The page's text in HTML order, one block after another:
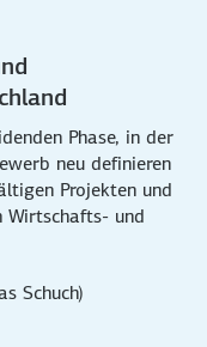
Phase, in der
neu definieren
Projekten und
Wirtschafts- und
Schuch)